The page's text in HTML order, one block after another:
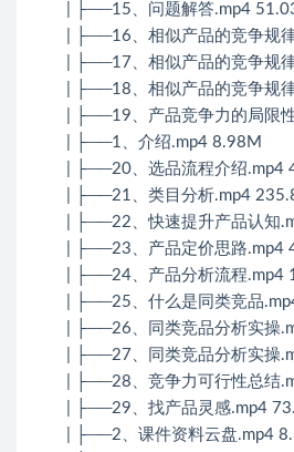
| ├──15、问题解答.mp4
| ├──16、相似产品的竞争规
| ├──17、相似产品的竞争规
| ├──18、相似产品的竞争规
| ├──19、产品竞争力的局限
| ├──1、介绍.mp4 8.98M
| ├──20、选品流程介绍.mp4
| ├──21、类目分析.mp4
| ├──22、快速提升产品认知
| ├──23、产品定价思路.mp4
| ├──24、产品分析流程.mp4
| ├──25、什么是同类竞品
| ├──26、同类竞品分析实操
| ├──27、同类竞品分析实操
| ├──28、竞争力可行性总结
| ├──29、找产品灵感.mp4
| ├──2、课件资料云盘.mp4